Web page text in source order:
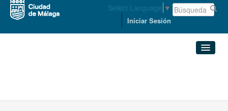
Select Language ▼
Iniciar Sesión